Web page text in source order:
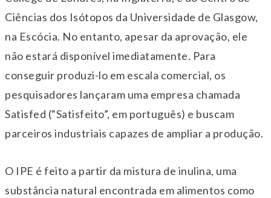
Ciências dos Isótopos da Universidade de Glasgow,
na Escócia. No entanto, apesar da aprovação, ele
não estará disponível imediatamente. Para
conseguir produzi-lo em escala comercial, os
pesquisadores lançaram uma empresa chamada
Satisfed (“Satisfeito”, em português) e buscam
parceiros industriais capazes de ampliar a produção.
O IPE é feito a partir da mistura de inulina, uma
substância natural encontrada em alimentos como